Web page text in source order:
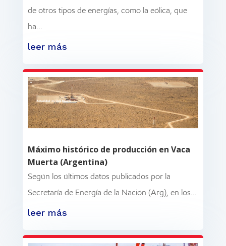
de otros tipos de energías, como la eólica, que
ha...
leer más
Máximo histórico de producción en Vaca
Muerta (Argentina)
Según los últimos datos publicados por la
Secretaría de Energía de la Nación (Arg), en los...
leer más